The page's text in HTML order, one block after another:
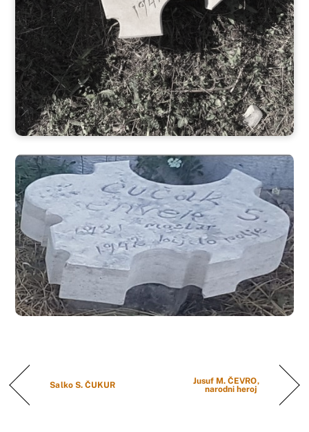
Salko S. ČUKUR
Jusuf M. ČEVRO,
narodni heroj